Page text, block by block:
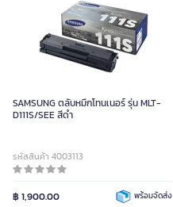
SAMSUNG ตลับหมึกโทนเนอร์ รุ่น MLT-
D111S/SEE สีดำ
รหัสสินค้า 4003113
฿ 1,900.00 พร้อมจัดส่ง